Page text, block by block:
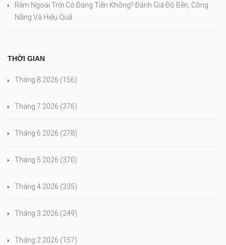
Rèm Ngoài Trời Có Đáng Tiền Không? Đánh Giá Độ Bền, Công
Năng Và Hiệu Quả
THỜI GIAN
Tháng 8 2026 (156)
Tháng 7 2026 (376)
Tháng 6 2026 (278)
Tháng 5 2026 (370)
Tháng 4 2026 (335)
Tháng 3 2026 (249)
Tháng 2 2026 (157)